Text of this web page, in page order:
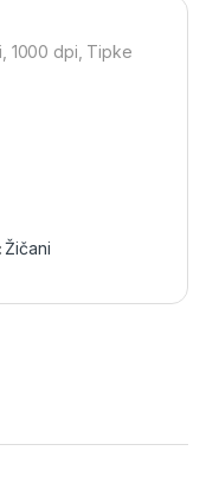
1000 dpi, Tipke
Žičani